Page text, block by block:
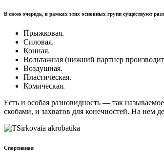
В свою очередь, в рамках этих основных групп существуют
Прыжковая.
Силовая.
Конная.
Вольтажная (нижний партнер
Воздушная.
Пластическая.
Комическая.
Есть и особая разновидность — так
скобами, и захватов для конечностей. На нем
Спортивная